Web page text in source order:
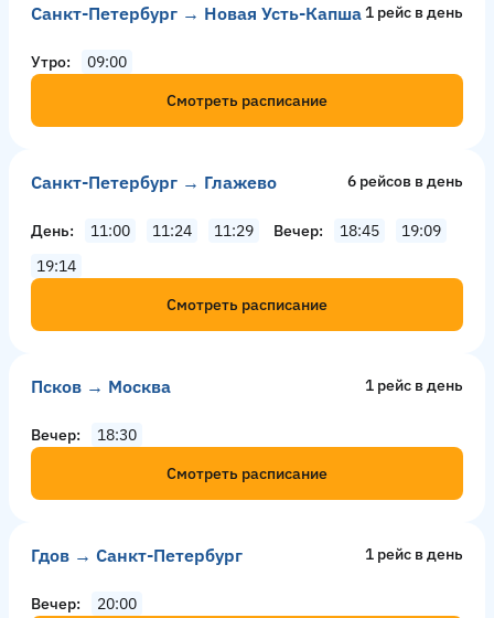
Санкт-Петербург → Новая Усть-Капша 1 рейс в день
Утро
09:00
Смотреть расписание
Санкт-Петербург → Глажево 6 рейсов в день
День 11:00 11:24 11:29 Вечер 18:45
19:09
19:14
Смотреть расписание
Псков → Москва 1 рейс в день
Вечер
18:30
Смотреть расписание
Гдов → Санкт-Петербург 1 рейс в день
Вечер 20:00